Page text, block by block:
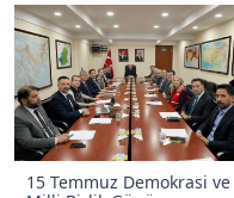
15 Temmuz Demokrasi ve